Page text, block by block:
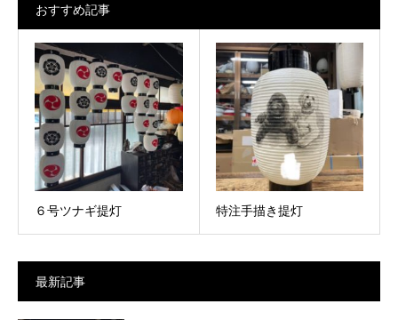
おすすめ記事
６号ツナギ提灯 特注手描き提灯
最新記事